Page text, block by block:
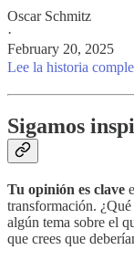
Oscar Schmitz
·
February 20, 2025
Lee la historia
Sigamos
Tu opinión es clave
transformación.
algún tema sobre el
que crees que